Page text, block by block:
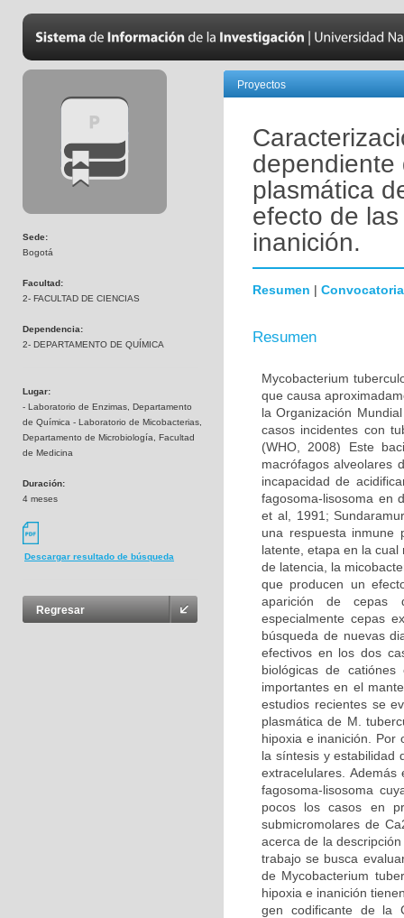
Sede:
Bogotá
Facultad:
2- FACULTAD DE CIENCIAS
Dependencia:
2- DEPARTAMENTO DE QUÍMICA
Lugar:
- Laboratorio de Enzimas, Departamento
de Química - Laboratorio de Micobacterias,
Departamento de Microbiología, Facultad
de Medicina
Duración:
4 meses
Descargar resultado de búsqueda
Regresar
Proyectos
dependiente
plasmática
efecto de
inanición.
Resumen | Convocatoria
Resumen
Mycobacterium
que causa
la Organización
casos incidentes con
(WHO, 2008) Este
macrófagos alveolares
incapacidad de
fagosoma-lisosoma en
et al, 1991;
una respuesta inmune
latente, etapa en la
de latencia, la
que producen un
aparición de cepas
especialmente cepas
búsqueda de nuevas
efectivos en los dos
biológicas de
importantes en el
estudios recientes se
plasmática de M.
hipoxia e inanición. Por
la síntesis y estabilidad
extracelulares.
fagosoma-lisosoma
pocos los casos en
submicromolares de
acerca de la
trabajo se busca
de Mycobacterium
hipoxia e inanición
gen codificante de la